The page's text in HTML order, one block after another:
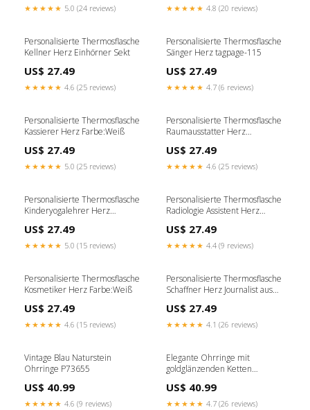
★★★★★ 5.0 (24 reviews) ★★★★★ 4.8 (20 reviews)
Personalisierte Thermosflasche
Kellner Herz Einhörner Sekt
US$ 27.49
★★★★★ 4.6 (25 reviews)
Personalisierte Thermosflasche
Sänger Herz tagpage-115
US$ 27.49
★★★★★ 4.7 (6 reviews)
Personalisierte Thermosflasche
Kassierer Herz Farbe:Weiß
US$ 27.49
★★★★★ 5.0 (25 reviews)
Personalisierte Thermosflasche
Raumausstatter Herz
US$ 27.49
★★★★★ 4.6 (25 reviews)
Personalisierte Thermosflasche
Kinderyogalehrer Herz
US$ 27.49
★★★★★ 5.0 (15 reviews)
Personalisierte Thermosflasche
Radiologie Assistent Herz
US$ 27.49
★★★★★ 4.4 (9 reviews)
Personalisierte Thermosflasche
Kosmetiker Herz Farbe:Weiß
US$ 27.49
★★★★★ 4.6 (15 reviews)
Personalisierte Thermosflasche
Schaffner Herz Journalist aus
US$ 27.49
★★★★★ 4.1 (26 reviews)
Vintage Blau Naturstein
Ohrringe P73655
US$ 40.99
★★★★★ 4.6 (9 reviews)
Elegante Ohrringe mit
goldglänzenden Ketten
US$ 40.99
★★★★★ 4.7 (26 reviews)